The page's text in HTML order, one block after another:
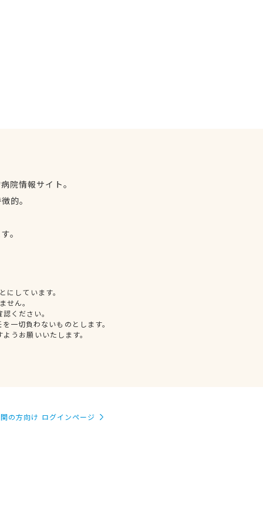
院情報サイト。
的。
。
しています。
せん。
ください。
一切負わないものとします。
うお願いいたします。
の方向け ログインページ